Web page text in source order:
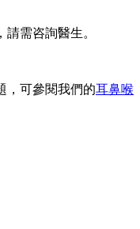
需咨詢醫生。
，可參閱我們的耳鼻喉